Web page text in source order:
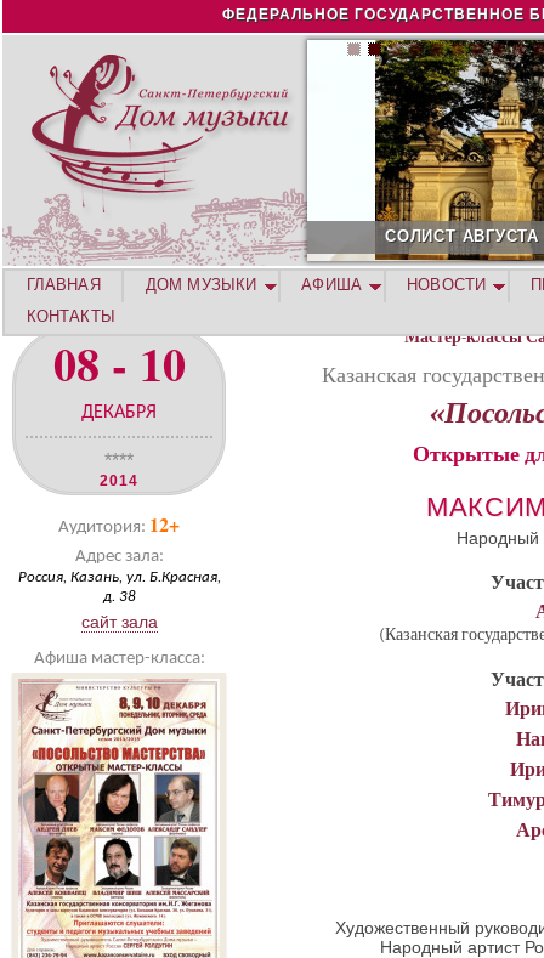
Jump to navigation
ФЕДЕРАЛЬНОЕ ГОСУДАРСТВЕННОЕ
СОЛИСТ АВГУСТА 2026
08 - 10
ДЕКАБРЯ
****
2014
Аудитория: 12+
Адрес зала:
Россия, Казань, ул. Б.Красная,
д. 38
сайт зала
Афиша мастер-класса:
Мастер-классы
Казанская
Открытые
Народный
(Казанская
Художественный
Народный артист
ГЛАВНАЯ ДОМ МУЗЫКИ АФИША НОВОСТИ
КОНТАКТЫ